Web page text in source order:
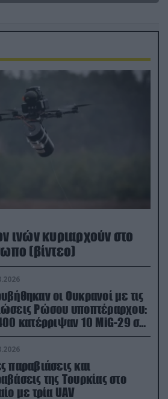
ινών κυριαρχούν στο
(βίντεο)
οι Ουκρανοί με τις
Ρώσου υποπτέραρχου:
κατέρριψαν 10 MiG-29 σε
μια μέρα!»
παραβιάσεις και
της Τουρκίας στο
με τρία UAV